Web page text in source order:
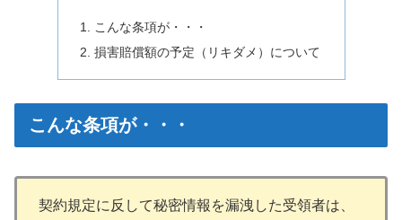
こんな条項が・・・
損害賠償額の予定（リキダメ）について
こんな条項が・・・
契約規定に反して秘密情報を漏洩した受領者は、